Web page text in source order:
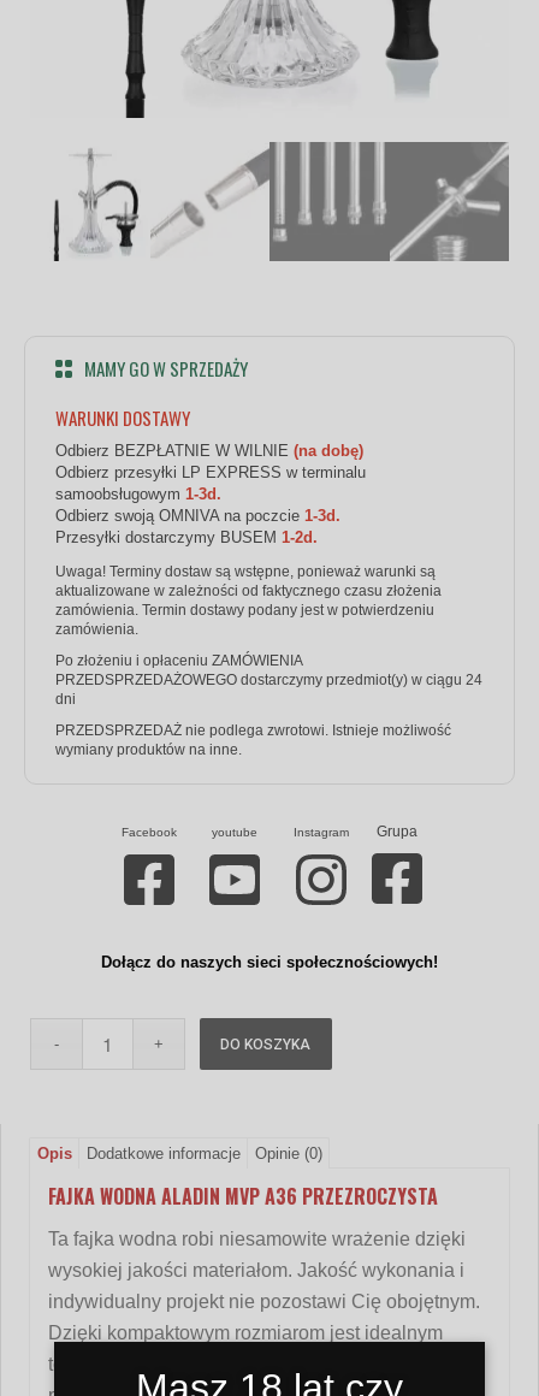
MAMY GO W SPRZEDAŻY
WARUNKI DOSTAWY
Odbierz BEZPŁATNIE W WILNIE (na dobę)
Odbierz przesyłki LP EXPRESS w terminalu
samoobsługowym 1-3d.
Odbierz swoją OMNIVA na poczcie 1-3d.
Przesyłki dostarczymy BUSEM 1-2d.
Uwaga! Terminy dostaw są wstępne, ponieważ warunki są
aktualizowane w zależności od faktycznego czasu złożenia
zamówienia. Termin dostawy podany jest w potwierdzeniu
zamówienia.
Po złożeniu i opłaceniu ZAMÓWIENIA
PRZEDSPRZEDAŻOWEGO dostarczymy przedmiot(y) w ciągu 24
dni
PRZEDSPRZEDAŻ nie podlega zwrotowi. Istnieje możliwość
wymiany produktów na inne.
Facebook youtube Instagram Grupa
Dołącz do naszych sieci społecznościowych!
DO KOSZYKA
Opis Dodatkowe informacje Opinie (0)
FAJKA WODNA ALADIN MVP A36 PRZEZROCZYSTA
Ta fajka wodna robi niesamowite wrażenie dzięki
wysokiej jakości materiałom. Jakość wykonania i
indywidualny projekt nie pozostawi Cię obojętnym.
Dzięki kompaktowym rozmiarom jest idealnym
towarzyszem podróży dla tych, którzy chcą mieć
Masz 18 lat czy